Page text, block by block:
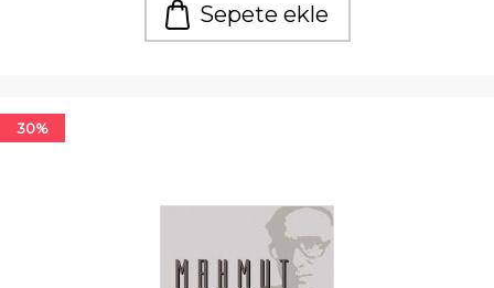
Sepete ekle
30%